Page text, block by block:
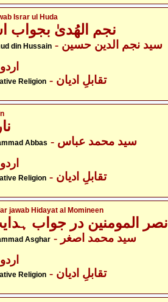
Israr ul Huda
نجم الھُدیٰ بجواب
din Hussain - سید نجم الدین حسین
- اردو
Religion - تقابلِ ادیان
Abbas - سید محمد عباس
- اردو
Religion - تقابلِ ادیان
jawab Hidayat al Momineen
نصر المومنین در جواب
Asghar - سید محمد اصغر
- اردو
Religion - تقابلِ ادیان